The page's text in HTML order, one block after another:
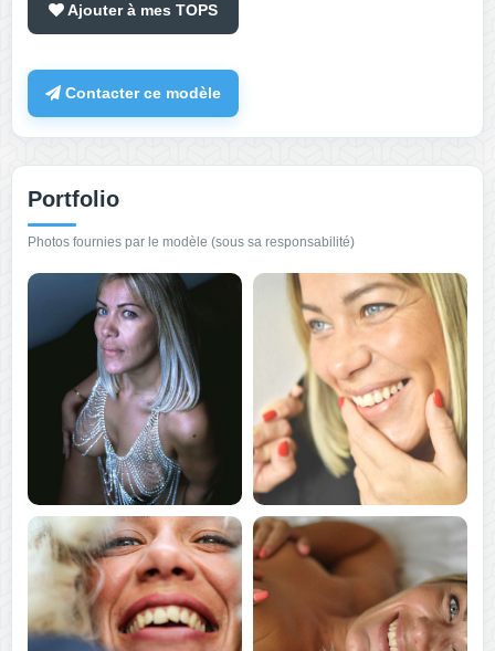
Ajouter à mes TOPS
Contacter ce modèle
Portfolio
Photos fournies par le modèle (sous sa responsabilité)